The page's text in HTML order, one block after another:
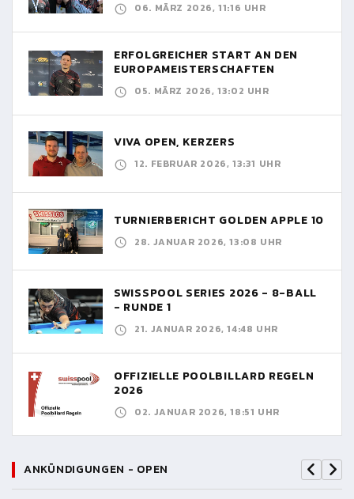
06. MÄRZ 2026, 11:16 UHR
ERFOLGREICHER START AN DEN
EUROPAMEISTERSCHAFTEN
05. MÄRZ 2026, 13:02 UHR
VIVA OPEN, KERZERS
12. FEBRUAR 2026, 13:31 UHR
TURNIERBERICHT GOLDEN APPLE 10
28. JANUAR 2026, 13:08 UHR
SWISSPOOL SERIES 2026 - 8-BALL
- RUNDE 1
21. JANUAR 2026, 14:48 UHR
OFFIZIELLE POOLBILLARD REGELN
2026
02. JANUAR 2026, 18:51 UHR
ANKÜNDIGUNGEN - OPEN